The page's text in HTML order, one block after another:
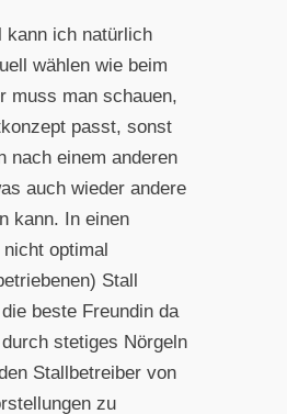
kann ich natürlich
wählen wie beim
muss man schauen,
passt, sonst
nach einem anderen
auch wieder andere
kann. In einen
optimal
Stall
beste Freundin da
stetiges Nörgeln
Stallbetreiber von
zu